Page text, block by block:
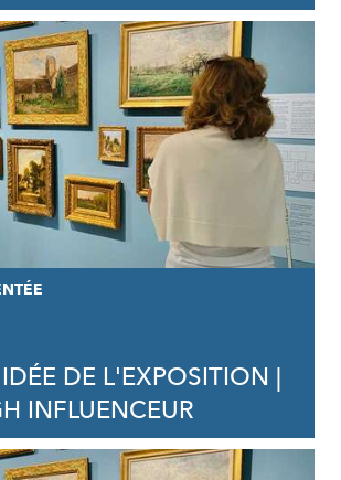
DE L'EXPOSITION |
INFLUENCEUR